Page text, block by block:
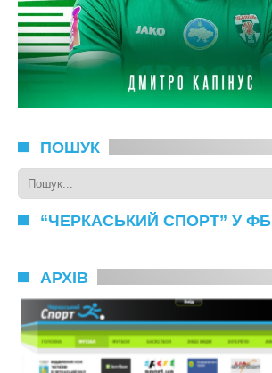
ПОШУК
“ЧЕРКАСЬКИЙ СПОРТ” У ФБ
АРХІВ